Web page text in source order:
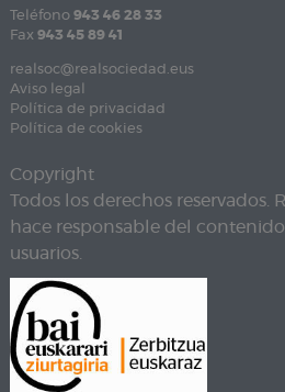
Teléfono 943 46 28 33
Fax 943 45 89 41
realsoc@realsociedad.eus
Aviso legal
Política de privacidad
Política de cookies
Copyright
Todos los derechos reservados.
hace responsable del
usuarios.